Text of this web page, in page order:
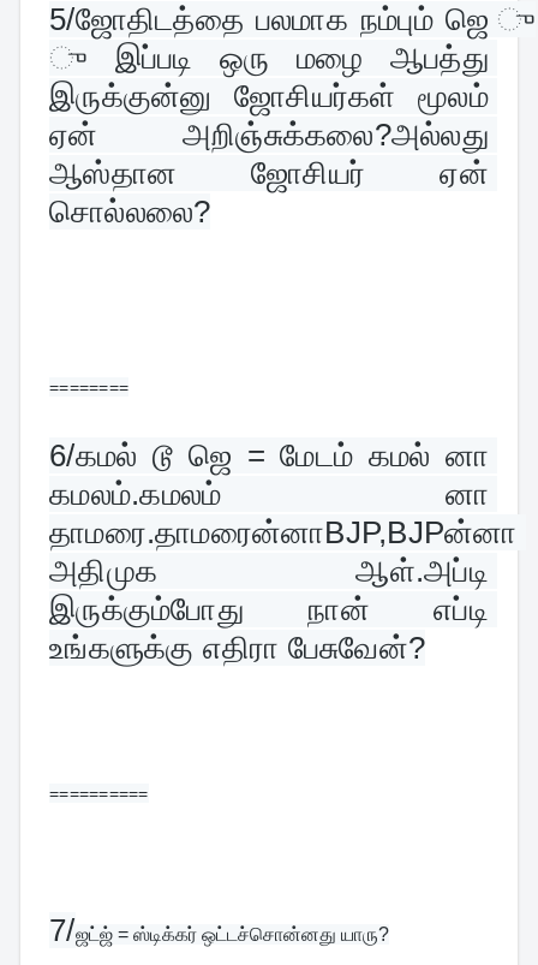
5/ஜோதிடத்தை பலமாக நம்பும் ஜெ
ு இப்படி ஒரு மழை ஆபத்து
இருக்குன்னு ஜோசியர்கள் மூலம்
ஏன் அறிஞ்சுக்கலை?அல்லது
ஆஸ்தான ஜோசியர் ஏன்
சொல்லலை?
========
6/கமல் டூ ஜெ = மேடம் கமல் னா
கமலம்.கமலம் னா
தாமரை.தாமரைன்னாBJP,BJPன்னா
அதிமுக  ஆள்.அப்டி
இருக்கும்போது நான் எப்டி
உங்களுக்கு எதிரா பேசுவேன்?
==========
7/ஜட்ஜ் = ஸ்டிக்கர் ஒட்டச்சொன்னது யாரு?